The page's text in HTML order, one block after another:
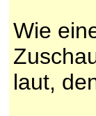
Wie
laut,